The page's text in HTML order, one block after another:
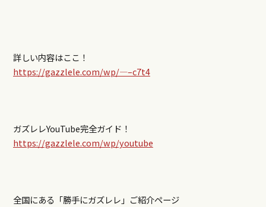
詳しい内容はここ！
https://gazzlele.com/wp/—–c7t4
ガズレレYouTube完全ガイド！
https://gazzlele.com/wp/youtube
全国にある「勝手にガズレレ」ご紹介ページ